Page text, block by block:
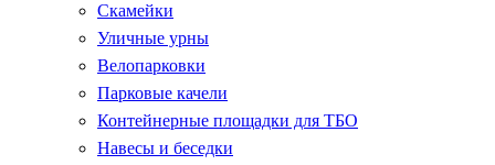
Скамейки
Уличные урны
Велопарковки
Парковые качели
Контейнерные площадки для ТБО
Навесы и беседки